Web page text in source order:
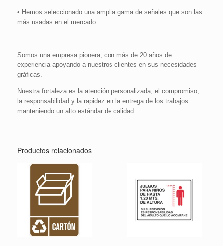
• Hemos seleccionado una amplia gama de señales que son las
más usadas en el mercado.
Somos una empresa pionera, con más de 20 años de
experiencia apoyando a nuestros clientes en sus necesidades
gráficas.
Nuestra fortaleza es la atención personalizada, el compromiso,
la responsabilidad y la rapidez en la entrega de los trabajos
manteniendo un alto estándar de calidad.
Productos relacionados